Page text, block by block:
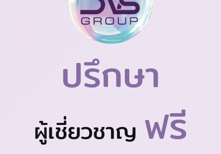
ปรึกษา
ผู้เชี่ยวชาญ ฟรี